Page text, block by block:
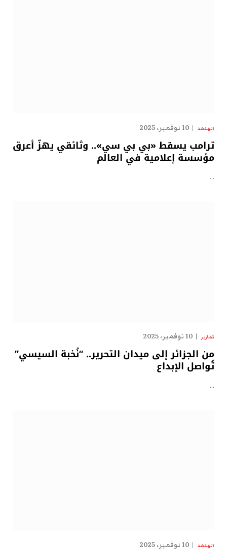
الهدهد 10 نوفمبر، 2025
ترامب يسقط «بي بي سي».. وثائقي يهزّ أعرق
مؤسسة إعلامية في العالم
…
تقارير 10 نوفمبر، 2025
من الجزائر إلى ميدان التحرير.. “نُخبة السيسي”
تُواصل الإبداع
…
الهدهد 10 نوفمبر، 2025